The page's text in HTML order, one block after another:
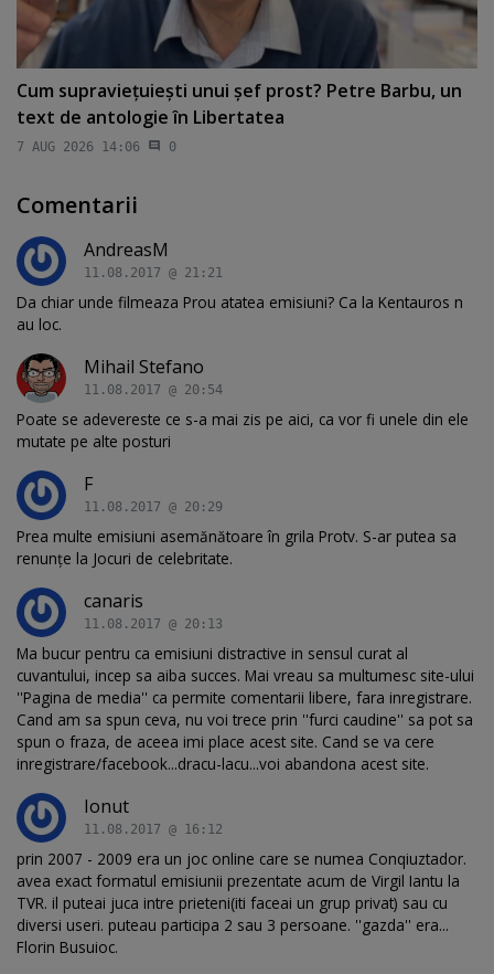
Cum supravieţuieşti unui şef prost? Petre Barbu, un
text de antologie în Libertatea
7 AUG 2026 14:06 0
Comentarii
AndreasM
11.08.2017 @ 21:21
Da chiar unde filmeaza Prou atatea emisiuni? Ca la Kentauros n
au loc.
Mihail Stefano
11.08.2017 @ 20:54
Poate se adevereste ce s-a mai zis pe aici, ca vor fi unele din ele
mutate pe alte posturi
F
11.08.2017 @ 20:29
Prea multe emisiuni asemănătoare în grila Protv. S-ar putea sa
renunțe la Jocuri de celebritate.
canaris
11.08.2017 @ 20:13
Ma bucur pentru ca emisiuni distractive in sensul curat al
cuvantului, incep sa aiba succes. Mai vreau sa multumesc site-ului
''Pagina de media'' ca permite comentarii libere, fara inregistrare.
Cand am sa spun ceva, nu voi trece prin ''furci caudine'' sa pot sa
spun o fraza, de aceea imi place acest site. Cand se va cere
inregistrare/facebook...dracu-lacu...voi abandona acest site.
Ionut
11.08.2017 @ 16:12
prin 2007 - 2009 era un joc online care se numea Conqiuztador.
avea exact formatul emisiunii prezentate acum de Virgil Iantu la
TVR. il puteai juca intre prieteni(iti faceai un grup privat) sau cu
diversi useri. puteau participa 2 sau 3 persoane. ''gazda'' era...
Florin Busuioc.